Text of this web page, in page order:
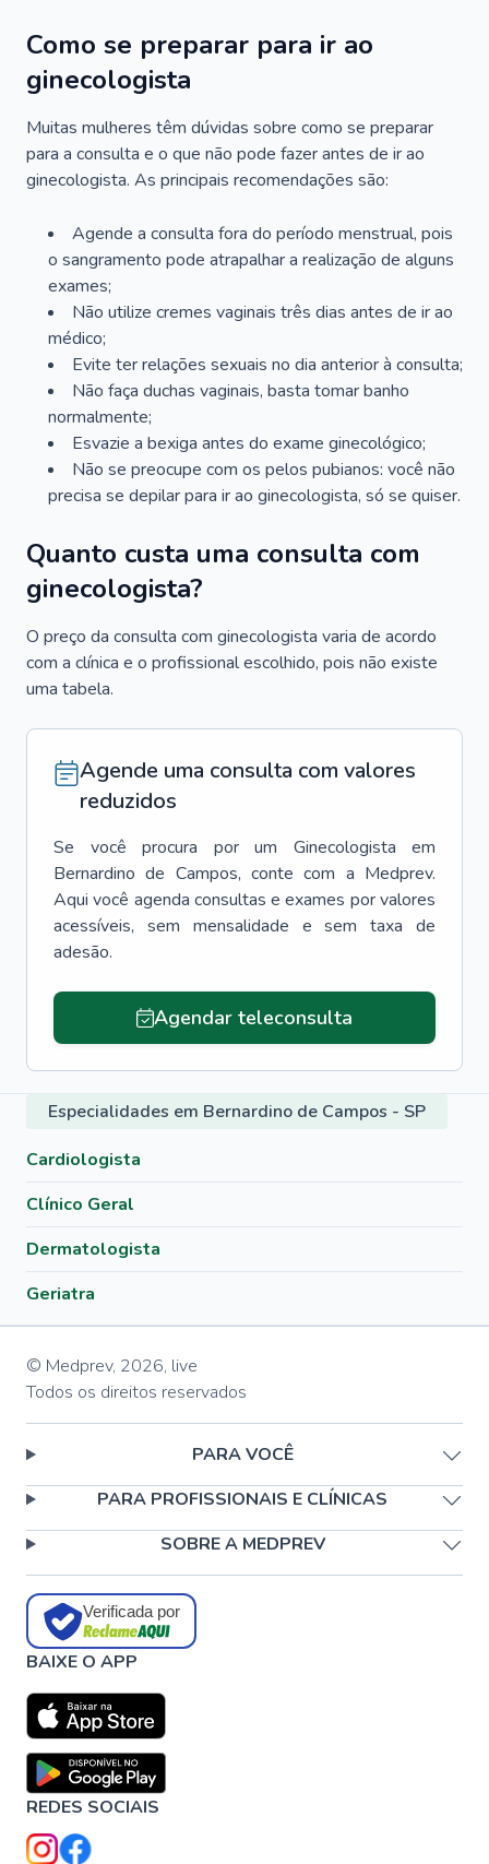
Como se preparar para ir ao
ginecologista
Muitas mulheres têm dúvidas sobre como se preparar
para a consulta e o que não pode fazer antes de ir ao
ginecologista. As principais recomendações são:
Agende a consulta fora do período menstrual, pois
o sangramento pode atrapalhar a realização de alguns
exames;
Não utilize cremes vaginais três dias antes de ir ao
médico;
Evite ter relações sexuais no dia anterior à consulta;
Não faça duchas vaginais, basta tomar banho
normalmente;
Esvazie a bexiga antes do exame ginecológico;
Não se preocupe com os pelos pubianos: você não
precisa se depilar para ir ao ginecologista, só se quiser.
Quanto custa uma consulta com
ginecologista?
O preço da consulta com ginecologista varia de acordo
com a clínica e o profissional escolhido, pois não existe
uma tabela.
Agende uma consulta com valores
reduzidos
Se você procura por um Ginecologista
em
Bernardino de Campos, conte com a Medprev.
Aqui você agenda consultas e exames por valores
acessíveis, sem mensalidade e sem taxa de
adesão.
Agendar teleconsulta
Especialidades em Bernardino de Campos - SP
Cardiologista
Clínico Geral
Dermatologista
Geriatra
© Medprev, 2026, live
Todos os direitos reservados
PARA VOCÊ
PARA PROFISSIONAIS E CLÍNICAS
SOBRE A MEDPREV
Verificada por
BAIXE O APP
REDES SOCIAIS